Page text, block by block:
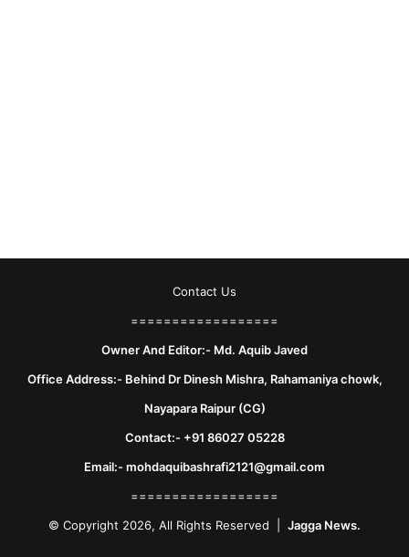
Contact Us
==================
Owner And Editor:- Md. Aquib Javed
Office Address:- Behind Dr Dinesh Mishra, Rahamaniya chowk,
Nayapara Raipur (CG)
Contact:- +91 86027 05228
Email:- mohdaquibashrafi2121@gmail.com
==================
© Copyright 2026, All Rights Reserved | Jagga News.